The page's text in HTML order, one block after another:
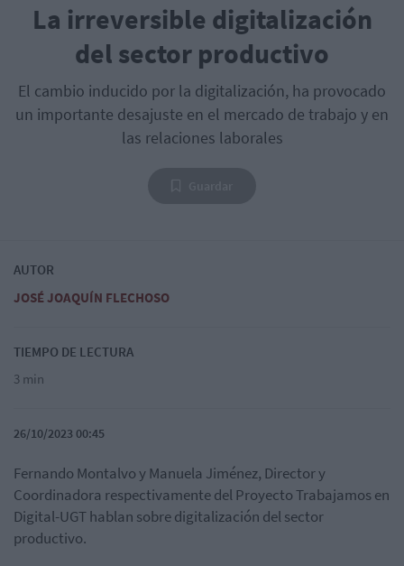
La irreversible digitalización
del sector productivo
El cambio inducido por la digitalización, ha provocado
un importante desajuste en el mercado de trabajo y en
las relaciones laborales
AUTOR
JOSÉ JOAQUÍN FLECHOSO
TIEMPO DE LECTURA
3 min
26/10/2023 00:45
Fernando Montalvo y Manuela Jiménez, Director y
Coordinadora respectivamente del Proyecto Trabajamos en
Digital-UGT hablan sobre digitalización del sector
productivo.